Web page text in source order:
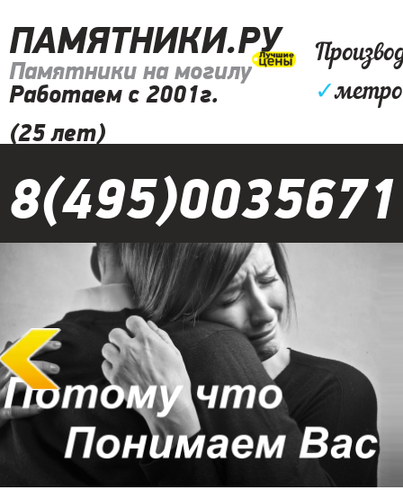
ПАМЯТНИКИ.РУ
Памятники на могилу
Работаем с 2001г.
(25 лет)
✓
8(495)0035671